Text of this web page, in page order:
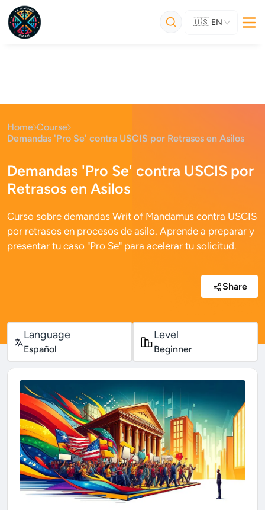
🇺🇸 EN
Home Course
Demandas 'Pro Se' contra USCIS por Retrasos en Asilos
Demandas 'Pro Se' contra USCIS por
Retrasos en Asilos
Curso sobre demandas Writ of Mandamus contra USCIS
por retrasos en procesos de asilo. Aprende a preparar y
presentar tu caso "Pro Se" para acelerar tu solicitud.
Share
Language
Español
Level
Beginner